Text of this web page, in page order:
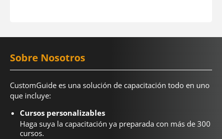
Sobre Nosotros
CustomGuide es una solución de capacitación todo en uno
que incluye:
Cursos personalizables
Haga suya la capacitación ya preparada con más de 300
cursos.